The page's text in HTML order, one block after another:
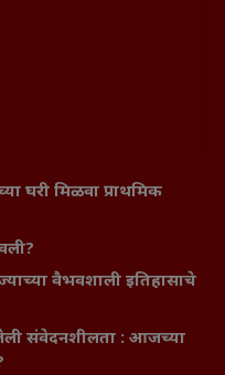
घरी मिळवा प्राथमिक
वैभवशाली इतिहासाचे
संवेदनशीलता : आजच्या